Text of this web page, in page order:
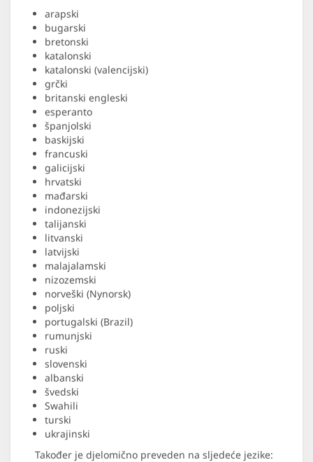
arapski
bugarski
bretonski
katalonski
katalonski (valencijski)
grčki
britanski engleski
esperanto
španjolski
baskijski
francuski
galicijski
hrvatski
mađarski
indonezijski
talijanski
litvanski
latvijski
malajalamski
nizozemski
norveški (Nynorsk)
poljski
portugalski (Brazil)
rumunjski
ruski
slovenski
albanski
švedski
Swahili
turski
ukrajinski
Također je djelomično preveden na sljedeće jezike: